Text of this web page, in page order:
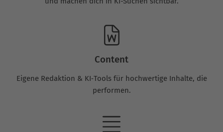
Content
Eigene Redaktion & KI‑Tools für hochwertige Inhalte, die
performen.